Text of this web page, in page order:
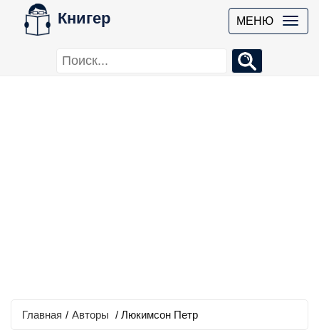
Книгер МЕНЮ
Главная / Авторы / Люкимсон Петр